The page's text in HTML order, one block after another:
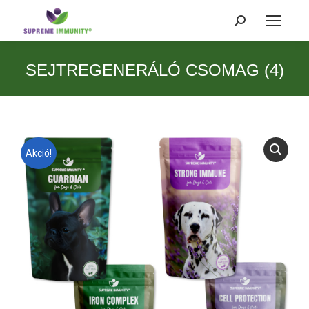
Search:
SEJTREGENERÁLÓ CSOMAG (4)
Akció!